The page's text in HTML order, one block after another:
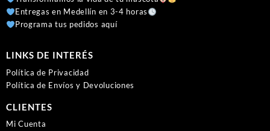
Entregas en Medellín en 3-4 horas
Programa tus pedidos aquí
LINKS DE INTERÉS
Política de Privacidad
Política de Envíos y Devoluciones
CLIENTES
Mi Cuenta